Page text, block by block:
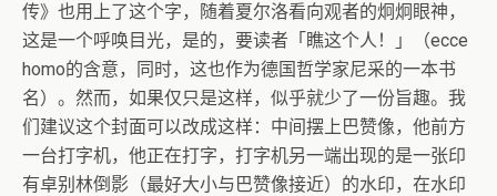
传》也用上了这个字，随着夏尔洛看向观者的炯炯眼神，
这是一个呼唤目光，是的，要读者「瞧这个人！」（ecce
homo的含意，同时，这也作为德国哲学家尼采的一本书
名）。然而，如果仅只是这样，似乎就少了一份旨趣。我
们建议这个封面可以改成这样：中间摆上巴赞像，他前方
一台打字机，他正在打字，打字机另一端出现的是一张印
有卓别林倒影（最好大小与巴赞像接近）的水印，在水印